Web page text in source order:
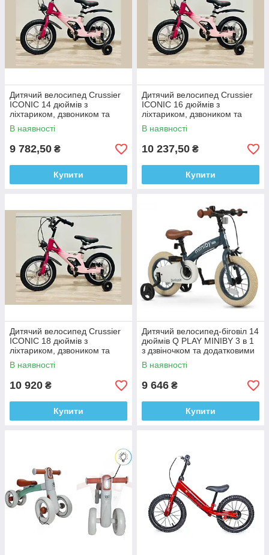
Дитячий велосипед Crussier
ICONIC 14 дюймів з
ліхтариком, дзвоником та
додатковими колесами від 3х
років Рожевий
В наявності
9 782,50 ₴
Купити
Дитячий велосипед Crussier
ICONIC 16 дюймів з
ліхтариком, дзвоником та
додатковими колесами від 4х
років Рожевий
В наявності
10 237,50 ₴
Купити
Дитячий велосипед Crussier
ICONIC 18 дюймів з
ліхтариком, дзвоником та
додатковими колесами від 5х
років Рожевий
В наявності
10 920 ₴
Купити
Дитячий велосипед-біговіл 14
дюймів Q PLAY MINIBY 3 в 1
з дзвіночком та додатковими
колесами
В наявності
9 646 ₴
Купити